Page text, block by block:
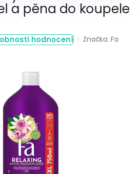
a pěna do koupele
hodnocení Značka:Fa